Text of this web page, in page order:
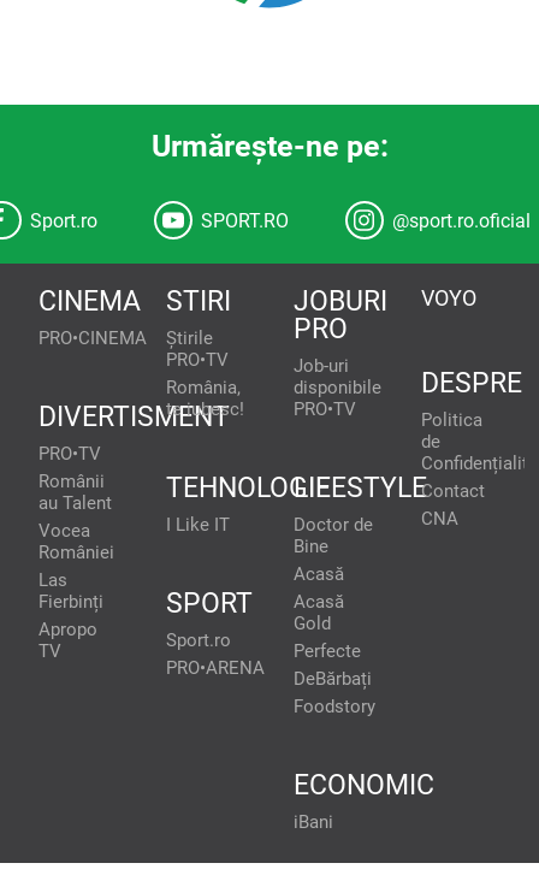
Urmăreşte-ne pe:
Sport.ro SPORT.RO @sport.ro.oficial
CINEMA
PRO•CINEMA
DIVERTISMENT
PRO•TV
Românii
au Talent
Vocea
României
Las
Fierbinți
Apropo
TV
STIRI
Știrile
PRO•TV
România,
te iubesc!
TEHNOLOGIE
I Like IT
SPORT
Sport.ro
PRO•ARENA
JOBURI
PRO
Job-uri
disponibile
PRO•TV
LIFESTYLE
Doctor de
Bine
Acasă
Acasă
Gold
Perfecte
DeBărbați
Foodstory
ECONOMIC
iBani
VOYO
DESPRE
Politica
de
Contact
CNA